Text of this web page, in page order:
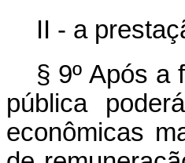
II - a
§ 9º Após a
pública
econômicas